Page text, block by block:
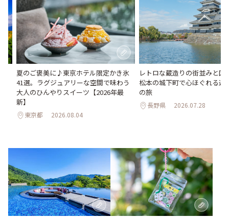
夏のご褒美に♪東京ホテル限定かき氷
41選。ラグジュアリーな空間で味わう
大人のひんやりスイーツ【2026年最
新】
東京都 2026.08.04
レトロな蔵造りの街並みと国
松本の城下町で心ほぐれる週
の旅
長野県 2026.07.28